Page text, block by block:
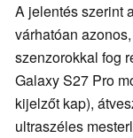
A jelentés szerint
várhatóan
szenzorokkal fog
Galaxy S27 Pro
kijelzőt kap),
ultraszéles